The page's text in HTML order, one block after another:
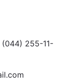
255-11-